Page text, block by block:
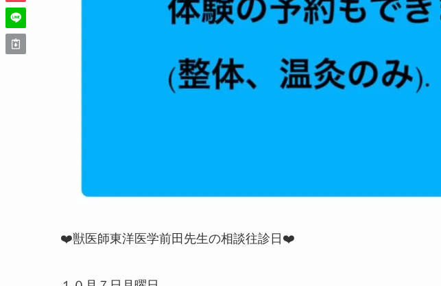
❤️獣医師東洋医学前田先生の相談往診日❤️